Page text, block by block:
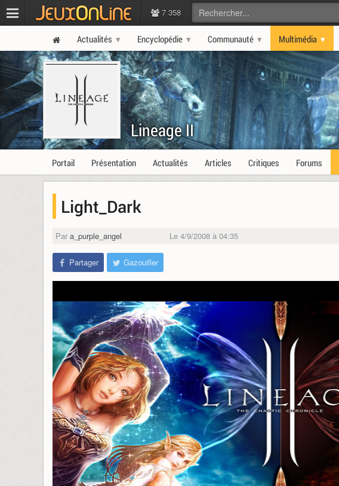
7 358
Actualités Encyclopédie Communauté Multimédia
Lineage II
Portail Présentation Actualités Articles Critiques Forums
Light_Dark
Par a_purple_angel Le 4/9/2008 à 04:35
Partager Gazouiller